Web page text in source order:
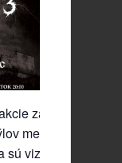
zameranej na
metalovej hudby.
vizionári Inferno!